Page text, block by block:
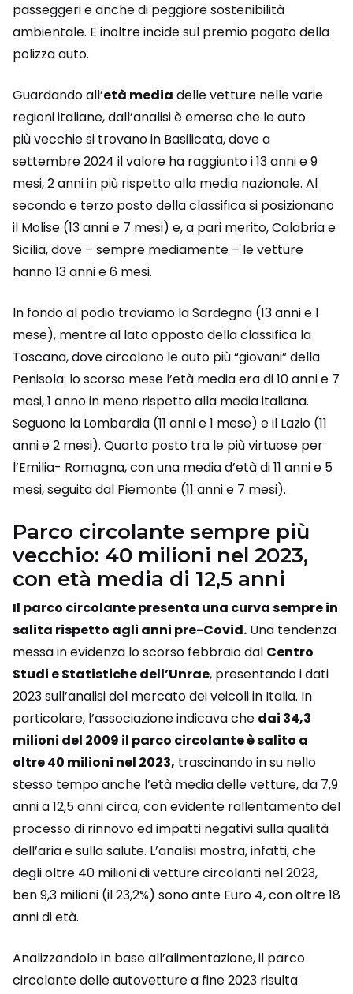
passeggeri e anche di peggiore sostenibilità
ambientale. E inoltre incide sul premio pagato della
polizza auto.
Guardando all’età media delle vetture nelle varie
regioni italiane, dall’analisi è emerso che le auto
più vecchie si trovano in Basilicata, dove a
settembre 2024 il valore ha raggiunto i 13 anni e 9
mesi, 2 anni in più rispetto alla media nazionale. Al
secondo e terzo posto della classifica si posizionano
il Molise (13 anni e 7 mesi) e, a pari merito, Calabria e
Sicilia, dove – sempre mediamente – le vetture
hanno 13 anni e 6 mesi.
In fondo al podio troviamo la Sardegna (13 anni e 1
mese), mentre al lato opposto della classifica la
Toscana, dove circolano le auto più “giovani” della
Penisola: lo scorso mese l’età media era di 10 anni e 7
mesi, 1 anno in meno rispetto alla media italiana.
Seguono la Lombardia (11 anni e 1 mese) e il Lazio (11
anni e 2 mesi). Quarto posto tra le più virtuose per
l’Emilia- Romagna, con una media d’età di 11 anni e 5
mesi, seguita dal Piemonte (11 anni e 7 mesi).
Parco circolante sempre più
vecchio: 40 milioni nel 2023,
con età media di 12,5 anni
Il parco circolante presenta una curva sempre in
salita rispetto agli anni pre-Covid. Una tendenza
messa in evidenza lo scorso febbraio dal Centro
Studi e Statistiche dell’Unrae, presentando i dati
2023 sull’analisi del mercato dei veicoli in Italia. In
particolare, l’associazione indicava che dai 34,3
milioni del 2009 il parco circolante è salito a
oltre 40 milioni nel 2023, trascinando in su nello
stesso tempo anche l’età media delle vetture, da 7,9
anni a 12,5 anni circa, con evidente rallentamento del
processo di rinnovo ed impatti negativi sulla qualità
dell’aria e sulla salute. L’analisi mostra, infatti, che
degli oltre 40 milioni di vetture circolanti nel 2023,
ben 9,3 milioni (il 23,2%) sono ante Euro 4, con oltre 18
anni di età.
Analizzandolo in base all’alimentazione, il parco
circolante delle autovetture a fine 2023 risulta